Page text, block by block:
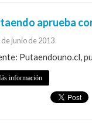
aprueba
de junio de 2013
Putaendouno.cl,
información